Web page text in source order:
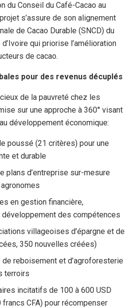
du Conseil du Café-Cacao au
s’assure de son alignement
de Cacao Durable (SNCD) du
qui priorise l’amélioration
de cacao.
pour des revenus décuplés
de la pauvreté chez les
sur une approche à 360° visant
développement économique:
poussé (21 critères) pour une
et durable
plans d’entreprise sur-mesure
en gestion financière,
développement des compétences
villageoises d’épargne et de
350 nouvelles créées)
reboisement et d’agroforesterie
terroirs
incitatifs de 100 à 600 USD
francs CFA) pour récompenser